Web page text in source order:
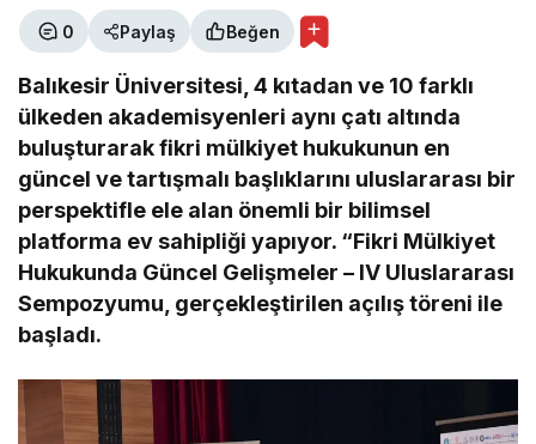
0 Paylaş Beğen
Balıkesir Üniversitesi, 4 kıtadan ve 10 farklı
ülkeden akademisyenleri aynı çatı altında
buluşturarak fikri mülkiyet hukukunun en
güncel ve tartışmalı başlıklarını uluslararası bir
perspektifle ele alan önemli bir bilimsel
platforma ev sahipliği yapıyor. “Fikri Mülkiyet
Hukukunda Güncel Gelişmeler – IV Uluslararası
Sempozyumu, gerçekleştirilen açılış töreni ile
başladı.